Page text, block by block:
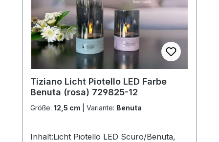
Tiziano Licht Piotello LED Farbe
Benuta (rosa) 729825-12
Größe: 12,5 cm Variante: Benuta
Inhalt:Licht Piotello LED Scuro/Benuta,